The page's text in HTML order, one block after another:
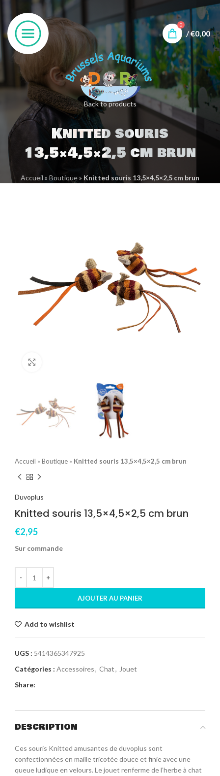
0
/€0,00
Back to products
Knitted souris
13,5×4,5×2,5 cm brun
Accueil » Boutique» Knitted souris 13,5×4,5×2,5 cm brun
Accueil » Boutique » Knitted souris 13,5×4,5×2,5 cm brun
Duvoplus
Knitted souris 13,5×4,5×2,5 cm brun
€2,95
Sur commande
AJOUTER AU PANIER
Add to wishlist
UGS : 5414365347925
Catégories : Accessoires, Chat, Jouet
Share:
DESCRIPTION
Ces souris Knitted amusantes de duvoplus sont
confectionnées en maille tricotée douce et finie avec une
queue ludique en velours. Le jouet renferme de l’herbe à chat